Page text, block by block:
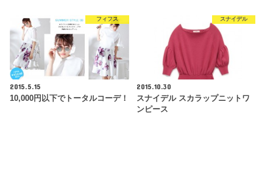
フィフス
2015.5.15
10,000円以下でトータルコーデ！
スナイデル
2015.10.30
スナイデル スカラップニットワ
ンピース